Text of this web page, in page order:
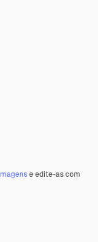
e edite-as com